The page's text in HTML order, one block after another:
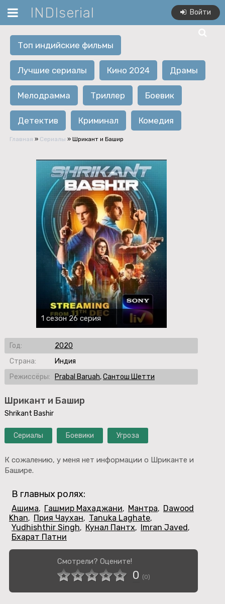
INDIserial Войти
Топ индийские фильмы
Лучшие сериалы Кино 2024 Драмы
Мелодрамма Триллер Боевик
Детектив Криминал Комедия
Главная » Сериалы » Шрикант и Башир
Шрикант и Башир
Shrikant Bashir
Сериалы Боевики Угроза
К сожалению, у меня нет информации о Шриканте и
Башире.
1 сезон 26 серия
Год:
2020
Страна:
Индия
Режиссёры:
Prabal Baruah,Сантош Шетти
В главных ролях:
Ашима, Гашмир Махаджани, Мантра, Dawood
Khan, Прия Чаухан, Tanuka Laghate,
Yudhishthir Singh, Кунал Пантх, Imran Javed,
Бхарат Патни
Смотрели? Оцените!
0 (0)